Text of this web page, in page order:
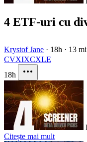
4 ETF-uri cu
Krystof Jane · 18h · 13
CVXIXCXLE
18h
Citește mai mult